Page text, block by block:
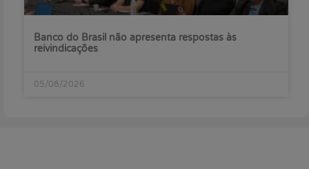
Banco do Brasil não apresenta respostas às
reivindicações
05/08/2026